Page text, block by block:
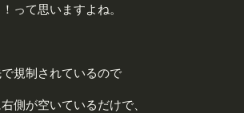
って思いますよね。
規制されているので
側が空いているだけで、